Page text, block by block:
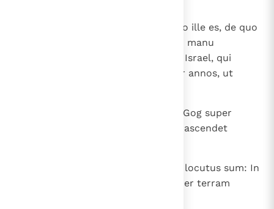
Haec dicit Dominus Deus: Tu ergo ille es, de quo
locutus sum in diebus antiquis in manu
servorum meorum prophetarum Israel, qui
prophetaverunt in diebus illis per annos, ut
Et erit in die illa, in die adventus Gog super
terram Israel, ait Dominus Deus, ascendet
Et in zelo meo, in igne irae meae locutus sum: In
die illa erit commotio magna super terram